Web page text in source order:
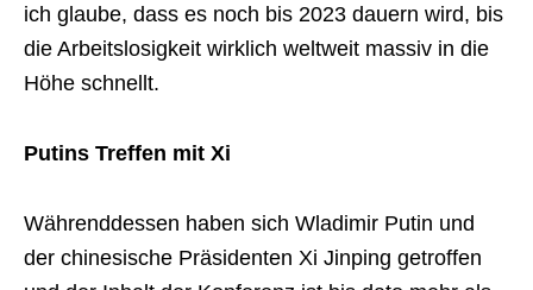
ich glaube, dass es noch bis 2023 dauern wird, bis
die Arbeitslosigkeit wirklich weltweit massiv in die
Höhe schnellt.
Putins Treffen mit Xi
Währenddessen haben sich Wladimir Putin und
der chinesische Präsidenten Xi Jinping getroffen